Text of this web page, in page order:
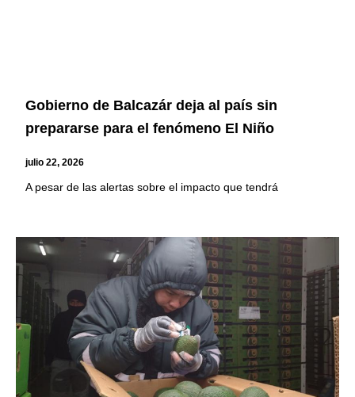
Gobierno de Balcazár deja al país sin
prepararse para el fenómeno El Niño
julio 22, 2026
A pesar de las alertas sobre el impacto que tendrá